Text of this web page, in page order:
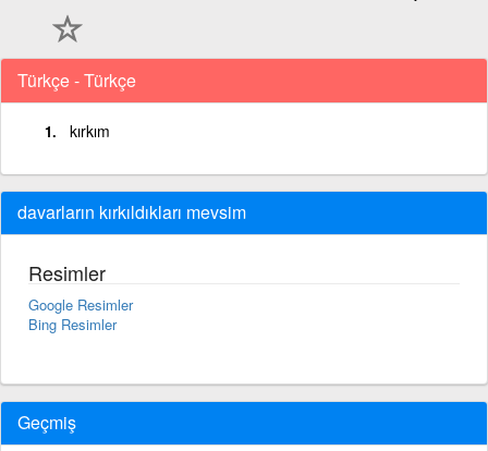
Türkçe - Türkçe
kırkım
davarların kırkıldıkları mevsim
Resimler
Google Resimler
Bing Resimler
Geçmiş